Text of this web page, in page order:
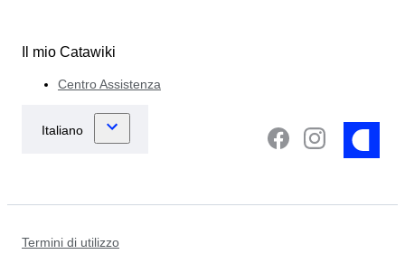
Il mio Catawiki
Centro Assistenza
Termini di utilizzo